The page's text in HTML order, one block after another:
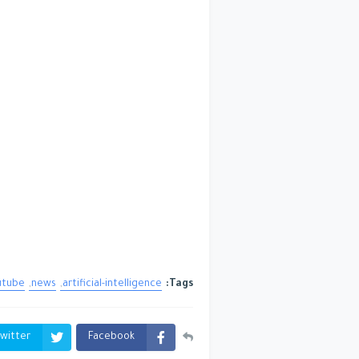
Tags:
artificial-intelligence
news
Facebook